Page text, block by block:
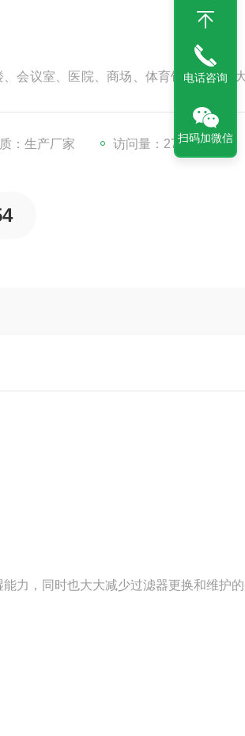
会议室、医院、商场、体育馆、机场等
：生产厂家 访问量：2740
力，同时也大大减少过滤器更换和维护
电话咨询
扫码加微信